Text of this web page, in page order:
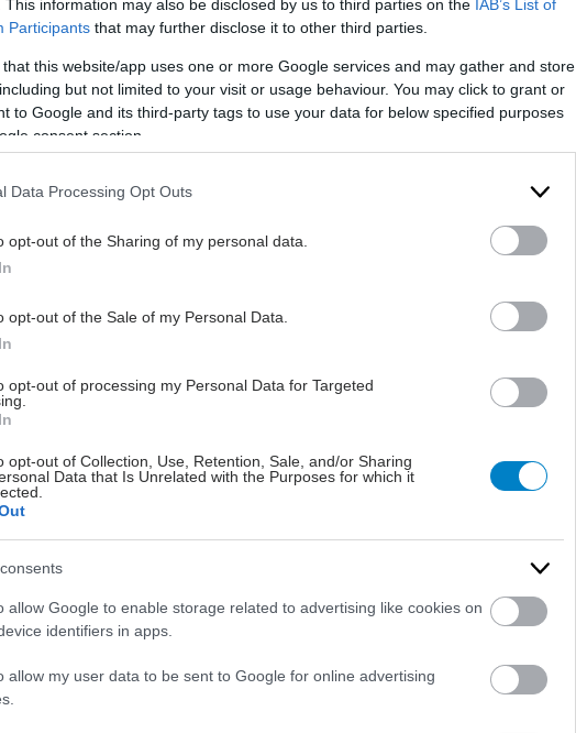
This information may also be disclosed by us to third parties on the IAB’s List of
Participants that may further disclose it to other third parties.
that this website/app uses one or more Google services and may gather and store
but not limited to your visit or usage behaviour. You may click to grant or
to Google and its third-party tags to use your data for below specified purposes
consent section.
Data Processing Opt Outs
opt-out of the Sharing of my personal data.
opt-out of the Sale of my Personal Data.
opt-out of processing my Personal Data for Targeted
opt-out of Collection, Use, Retention, Sale, and/or Sharing
Data that Is Unrelated with the Purposes for which it
allow Google to enable storage related to advertising like cookies on
identifiers in apps.
allow my user data to be sent to Google for online advertising
τον εαυτό του τυχερό που «επιλέχτηκε» μέσω
ως ο κατάλληλος για να του σώσει τη ζωή,
χιλιάδες δείγματα από όλο τον κόσμο. "Μου είπαν
περίπτωση η πιθανότητα συμβατότητας
τα συναισθήματά του: "Δάκρυσα όταν το έμαθα,
το συναίσθημα, νιώθω ευλογημένος. Όταν
κάποιοι όταν κοινοποίησε την εμπειρία που
ανταποκρίνονται και δεν υπαναχωρούν.
υπάρχουν 160.000 δότες στην Τράπεζα Εθελοντών